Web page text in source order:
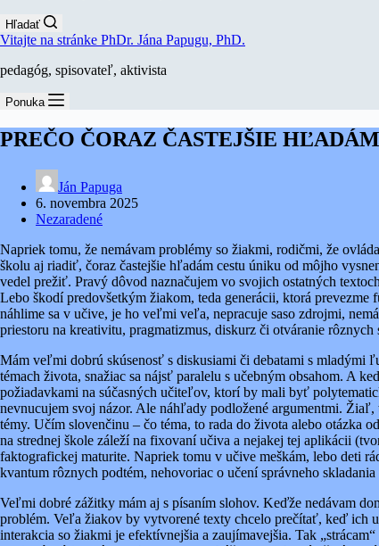
Hľadať
Vitajte na stránke PhDr. Jána Papugu, PhD.
pedagóg, spisovateľ, aktivista
Ponuka
PREČO ČORAZ ČASTEJŠIE
Ján Papuga
6. novembra 2025
Nezaradené
Napriek tomu, že nemávam problémy so žiakmi, rodičmi, že
školu aj riadiť, čoraz častejšie hľadám cestu úniku od môjho
vedel prežiť. Pravý dôvod naznačujem vo svojich ostatných
Lebo škodí predovšetkým žiakom, teda generácii, ktorá
náhlime sa v učive, je ho veľmi veľa, nepracuje saso zdrojmi,
priestoru na kreativitu, pragmatizmus, diskurz či otváranie
Mám veľmi dobrú skúsenosť s diskusiami či debatami s mladými
témach života, snažiac sa nájsť paralelu s učebným obsahom. A
požiadavkami na súčasných učiteľov, ktorí by mali byť
nevnucujem svoj názor. Ale náhľady podložené argumentmi.
témy. Učím slovenčinu – čo téma, to rada do života alebo otázka
na strednej škole záleží na fixovaní učiva a nejakej tej aplikácii
faktografickej maturite. Napriek tomu v učive meškám, lebo deti
kvantum rôznych podtém, nehovoriac o učení správneho
Veľmi dobré zážitky mám aj s písaním slohov. Keďže nedávam
problém. Veľa žiakov by vytvorené texty chcelo prečítať, keď ich
interakcia so žiakmi je efektívnejšia a zaujímavejšia. Tak